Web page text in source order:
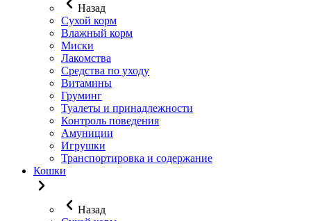
Назад
Сухой корм
Влажный корм
Миски
Лакомства
Средства по уходу
Витамины
Груминг
Туалеты и принадлежности
Контроль поведения
Амуниции
Игрушки
Транспортировка и содержание
Кошки
Назад